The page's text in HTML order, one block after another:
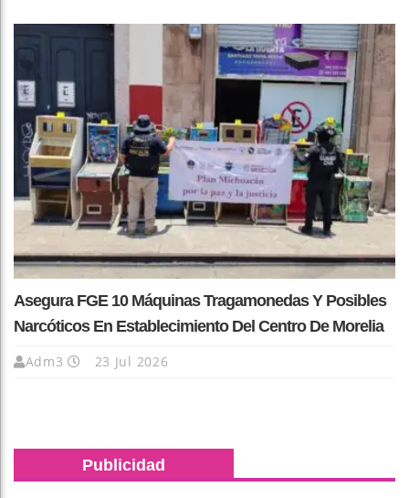
Asegura FGE 10 Máquinas Tragamonedas Y Posibles
Narcóticos En Establecimiento Del Centro De Morelia
Adm3 23 Jul 2026
Publicidad